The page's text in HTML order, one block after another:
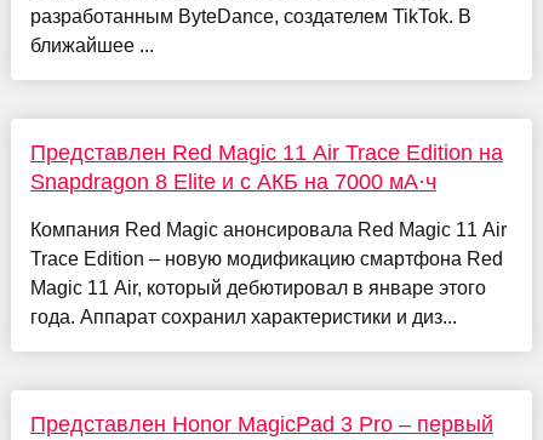
разработанным ByteDance, создателем TikTok. В
ближайшее ...
Представлен Red Magic 11 Air Trace Edition на
Snapdragon 8 Elite и с АКБ на 7000 мА·ч
Компания Red Magic анонсировала Red Magic 11 Air
Trace Edition – новую модификацию смартфона Red
Magic 11 Air, который дебютировал в январе этого
года. Аппарат сохранил характеристики и диз...
Представлен Honor MagicPad 3 Pro – первый